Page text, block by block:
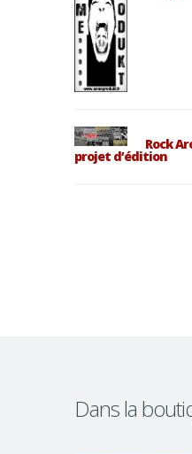
Rock
projet d’édition
Dans la